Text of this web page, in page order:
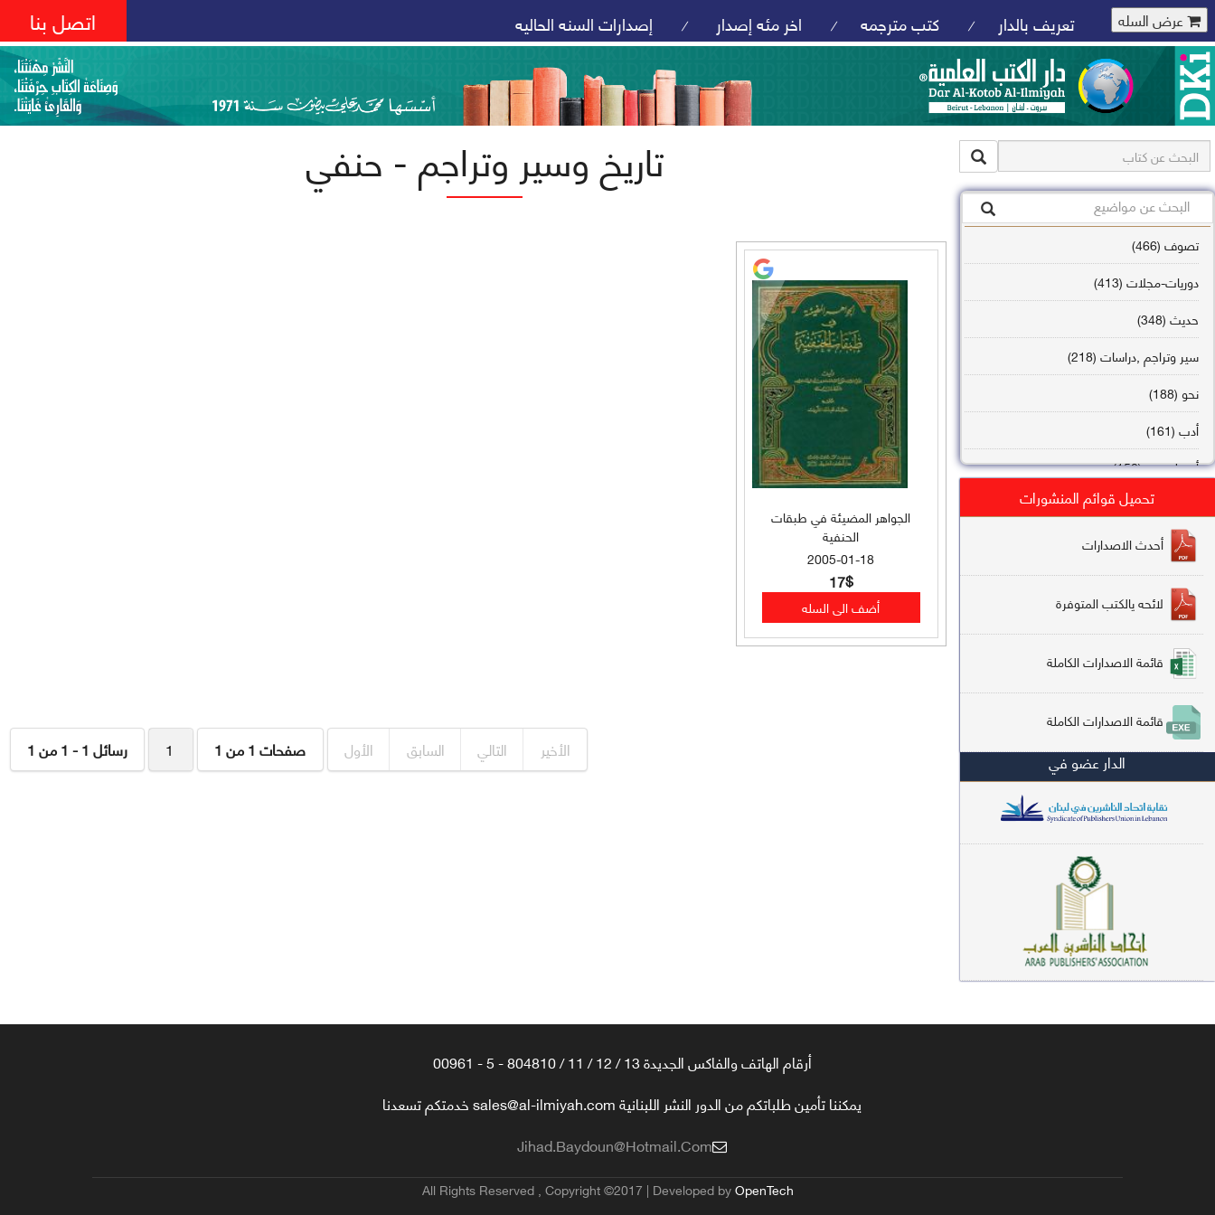
عرض السله تعريف بالدار / كتب مترجمه / اخر مئه إصدار / إصدارات السنه الحاليه اتصل بنا
تصوف (466)
دوريات-مجلات (413)
حديث (348)
سير وتراجم ,دراسات (218)
نحو (188)
أدب (161)
أصول فقه (158)
تاريخ (138)
فقه شافعي (132)
فقه حنفي (113)
فقه مالكي (112)
تفسير قرآن (106)
علم كلام (96)
أخلاق وتصوف (91)
سير وتراجم (90)
معاجم لغوية (89)
سيرة نبوية وتصوف (81)
دراسات إسلامية (75)
شعر (72)
علوم قرآن (66)
فقه عام وأحكام فقهية (62)
تحميل قوائم المنشورات
أحدث الاصدارات
لائحه يالكتب المتوفرة
قائمة الاصدارات الكاملة
قائمة الاصدارات الكاملة
الدار عضو في
تاريخ وسير وتراجم - حنفي
الجواهر المضيئة في طبقات
الحنفية
2005-01-18
17$
رسائل 1 - 1 من 1 1 صفحات 1 من 1 الأول السابق التالي الأخير
أرقام الهاتف والفاكس الجديدة 13 / 12 / 11 / 804810 - 5 - 00961
يمكننا تأمين طلباتكم من الدور النشر اللبنانية sales@al-ilmiyah.com خدمتكم تسعدنا
Jihad.baydoun@hotmail.com
All Rights Reserved , Copyright ©2017 | Developed byOpenTech